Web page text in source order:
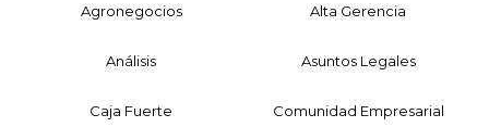
Agronegocios Alta Gerencia
Análisis Asuntos Legales
Caja Fuerte Comunidad Empresarial